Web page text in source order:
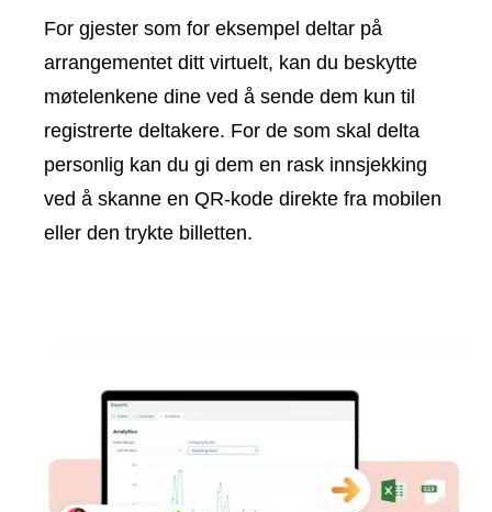
For gjester som for eksempel deltar på
arrangementet ditt virtuelt, kan du beskytte
møtelenkene dine ved å sende dem kun til
registrerte deltakere. For de som skal delta
personlig kan du gi dem en rask innsjekking
ved å skanne en QR-kode direkte fra mobilen
eller den trykte billetten.